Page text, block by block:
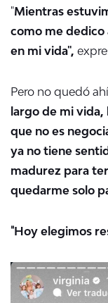
"Mientras
como me
en mi vida",
Pero no quedó
largo de mi
que no es
ya no tiene
madurez para
quedarme solo
"Hoy elegimos